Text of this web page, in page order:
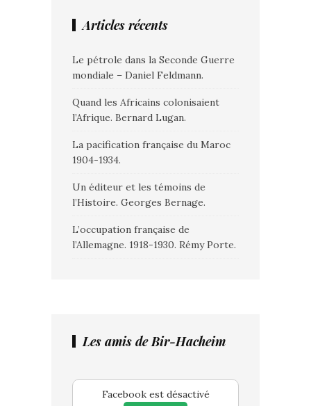
Articles récents
Le pétrole dans la Seconde Guerre
mondiale – Daniel Feldmann.
Quand les Africains colonisaient
l’Afrique. Bernard Lugan.
La pacification française du Maroc
1904-1934.
Un éditeur et les témoins de
l’Histoire. Georges Bernage.
L’occupation française de
l’Allemagne. 1918-1930. Rémy Porte.
Les amis de Bir-Hacheim
Facebook est désactivé